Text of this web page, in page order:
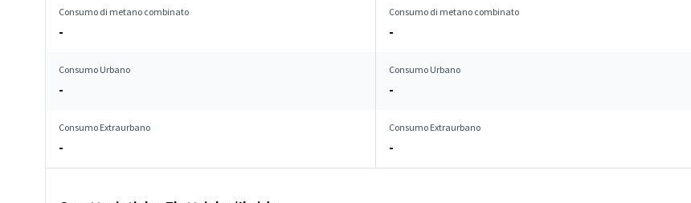
Consumo di metano combinato
-
Consumo di metano combinato
-
Consumo Urbano
-
Consumo Urbano
-
Consumo Extraurbano
-
Consumo Extraurbano
-